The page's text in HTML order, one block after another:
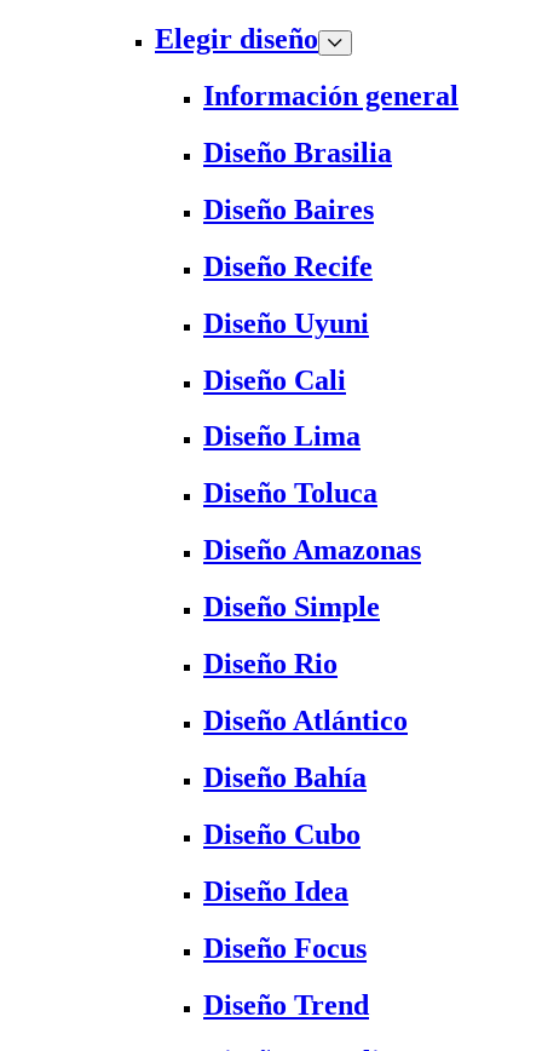
Elegir diseño
Información general
Diseño Brasilia
Diseño Baires
Diseño Recife
Diseño Uyuni
Diseño Cali
Diseño Lima
Diseño Toluca
Diseño Amazonas
Diseño Simple
Diseño Rio
Diseño Atlántico
Diseño Bahía
Diseño Cubo
Diseño Idea
Diseño Focus
Diseño Trend